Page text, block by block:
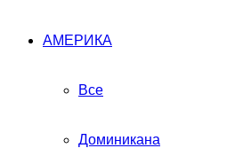
АМЕРИКА
Все
Доминикана